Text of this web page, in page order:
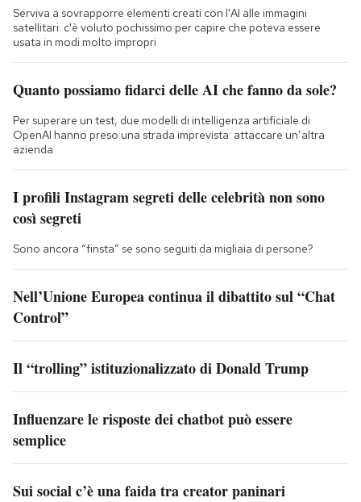
Serviva a sovrapporre elementi creati con l'AI alle immagini
satellitari: c'è voluto pochissimo per capire che poteva essere
usata in modi molto impropri
Quanto possiamo fidarci delle AI che fanno da sole?
Per superare un test, due modelli di intelligenza artificiale di
OpenAI hanno preso una strada imprevista: attaccare un’altra
azienda
I profili Instagram segreti delle celebrità non sono
così segreti
Sono ancora “finsta” se sono seguiti da migliaia di persone?
Nell’Unione Europea continua il dibattito sul “Chat
Control”
Il “trolling” istituzionalizzato di Donald Trump
Influenzare le risposte dei chatbot può essere
semplice
Sui social c’è una faida tra creator paninari